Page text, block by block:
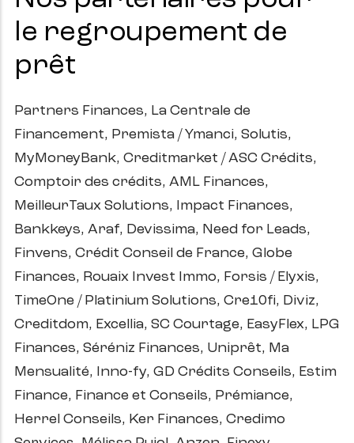
le regroupement de
prêt
Partners Finances, La Centrale de
Financement, Premista / Ymanci, Solutis,
MyMoneyBank, Creditmarket / ASC Crédits,
Comptoir des crédits, AML Finances,
MeilleurTaux Solutions, Impact Finances,
Bankkeys, Araf, Devissima, Need for Leads,
Finvens, Crédit Conseil de France, Globe
Finances, Rouaix Invest Immo, Forsis / Elyxis,
TimeOne / Platinium Solutions, Cre10fi, Diviz,
Creditdom, Excellia, SC Courtage, EasyFlex, LPG
Finances, Séréniz Finances, Uniprêt, Ma
Mensualité, Inno-fy, GD Crédits Conseils, Estim
Finance, Finance et Conseils, Prémiance,
Herrel Conseils, Ker Finances, Credimo